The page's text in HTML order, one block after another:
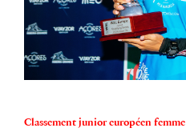
Classement junior européen femme